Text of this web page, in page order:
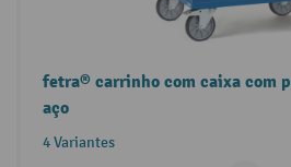
fetra® carrinho com caixa com
aço
4 Variantes